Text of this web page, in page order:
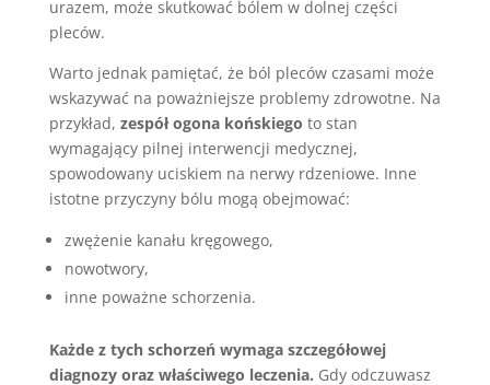
urazem, może skutkować bólem w dolnej części
pleców.
Warto jednak pamiętać, że ból pleców czasami może
wskazywać na poważniejsze problemy zdrowotne. Na
przykład, zespół ogona końskiego to stan
wymagający pilnej interwencji medycznej,
spowodowany uciskiem na nerwy rdzeniowe. Inne
istotne przyczyny bólu mogą obejmować:
zwężenie kanału kręgowego,
nowotwory,
inne poważne schorzenia.
Każde z tych schorzeń wymaga szczegółowej
diagnozy oraz właściwego leczenia. Gdy odczuwasz